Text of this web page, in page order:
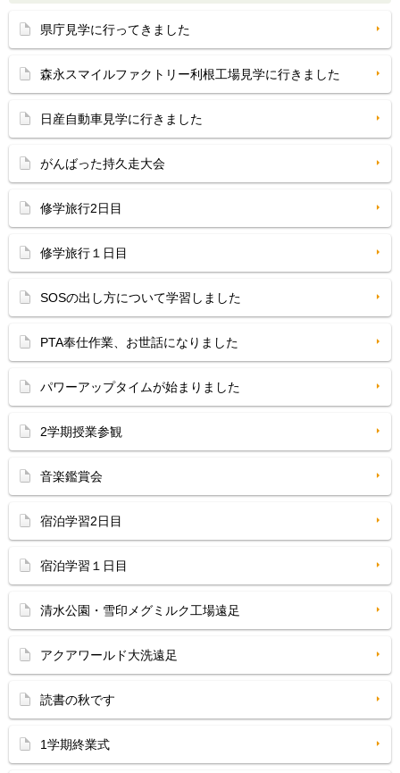
県庁見学に行ってきました
森永スマイルファクトリー利根工場見学に行きました
日産自動車見学に行きました
がんばった持久走大会
修学旅行2日目
修学旅行１日目
SOSの出し方について学習しました
PTA奉仕作業、お世話になりました
パワーアップタイムが始まりました
2学期授業参観
音楽鑑賞会
宿泊学習2日目
宿泊学習１日目
清水公園・雪印メグミルク工場遠足
アクアワールド大洗遠足
読書の秋です
1学期終業式